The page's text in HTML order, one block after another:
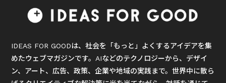
IDEAS FOR GOODは、社会を「もっと」よくするアイデアを集
めたウェブマガジンです。AIなどのテクノロジーから、デザイ
ン、アート、広告、政策、企業や地域の実践まで。世界中に散ら